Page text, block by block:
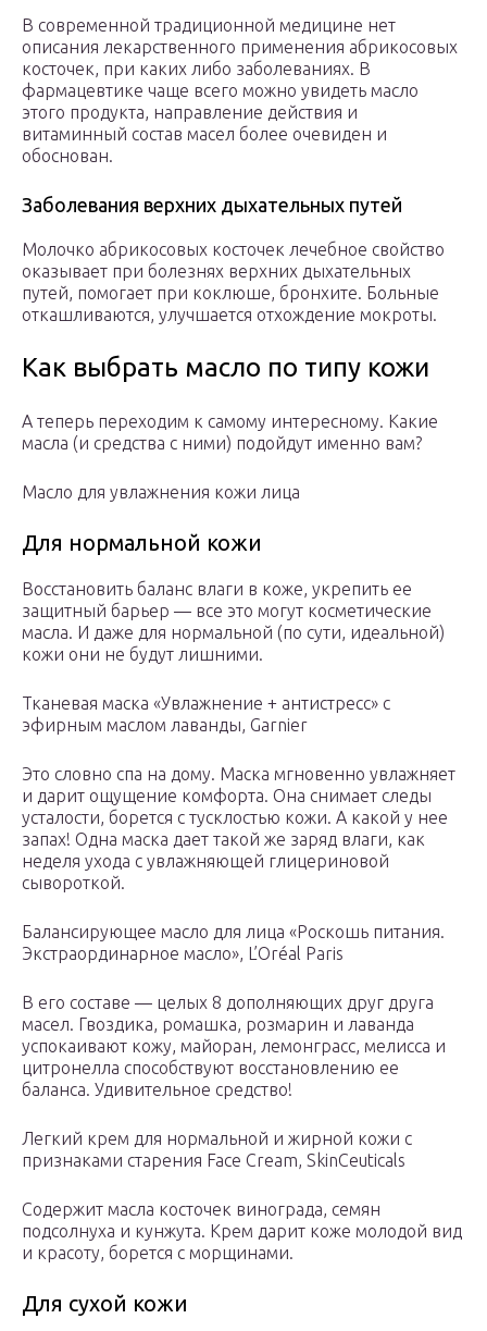
В современной традиционной медицине нет
описания лекарственного применения абрикосовых
косточек, при каких либо заболеваниях. В
фармацевтике чаще всего можно увидеть масло
этого продукта, направление действия и
витаминный состав масел более очевиден и
обоснован.
Заболевания верхних дыхательных путей
Молочко абрикосовых косточек лечебное свойство
оказывает при болезнях верхних дыхательных
путей, помогает при коклюше, бронхите. Больные
откашливаются, улучшается отхождение мокроты.
Как выбрать масло по типу кожи
А теперь переходим к самому интересному. Какие
масла (и средства с ними) подойдут именно вам?
Масло для увлажнения кожи лица
Для нормальной кожи
Восстановить баланс влаги в коже, укрепить ее
защитный барьер — все это могут косметические
масла. И даже для нормальной (по сути, идеальной)
кожи они не будут лишними.
Тканевая маска «Увлажнение + антистресс» с
эфирным маслом лаванды, Garnier
Это словно спа на дому. Маска мгновенно увлажняет
и дарит ощущение комфорта. Она снимает следы
усталости, борется с тусклостью кожи. А какой у нее
запах! Одна маска дает такой же заряд влаги, как
неделя ухода с увлажняющей глицериновой
сывороткой.
Балансирующее масло для лица «Роскошь питания.
Экстраординарное масло», L’Oréal Paris
В его составе — целых 8 дополняющих друг друга
масел. Гвоздика, ромашка, розмарин и лаванда
успокаивают кожу, майоран, лемонграсс, мелисса и
цитронелла способствуют восстановлению ее
баланса. Удивительное средство!
Легкий крем для нормальной и жирной кожи с
признаками старения Face Cream, SkinCeuticals
Содержит масла косточек винограда, семян
подсолнуха и кунжута. Крем дарит коже молодой вид
и красоту, борется с морщинами.
Для сухой кожи